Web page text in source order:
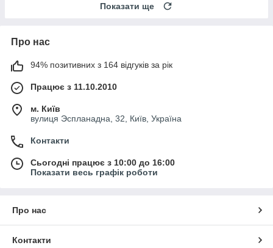
Показати ще
Про нас
94% позитивних з 164 відгуків за рік
Працює з 11.10.2010
м. Київ
вулиця Эспланадна, 32, Київ, Україна
Контакти
Сьогодні працює з 10:00 до 16:00
Показати весь графік роботи
Про нас
Контакти